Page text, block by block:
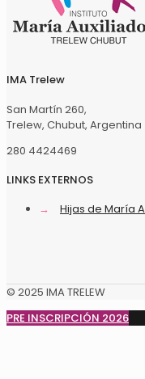
IMA Trelew
San Martín 260,
Trelew, Chubut, Argentina
280 4424469
LINKS EXTERNOS
→
Hijas de María
© 2025 IMA TRELEW
PRE INSCRIPCIÓN 2026